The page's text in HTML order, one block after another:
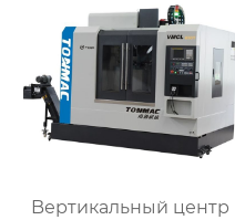
Bертикальный центр